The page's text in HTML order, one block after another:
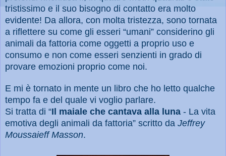
tristissimo e il suo bisogno di contatto era molto
evidente! Da allora, con molta tristezza, sono tornata
a riflettere su come gli esseri “umani” considerino gli
animali da fattoria come oggetti a proprio uso e
consumo e non come esseri senzienti in grado di
provare emozioni proprio come noi.
E mi è tornato in mente un libro che ho letto qualche
tempo fa e del quale vi voglio parlare.
Si tratta di “Il maiale che cantava alla luna - La vita
emotiva degli animali da fattoria” scritto da Jeffrey
Moussaieff Masson.